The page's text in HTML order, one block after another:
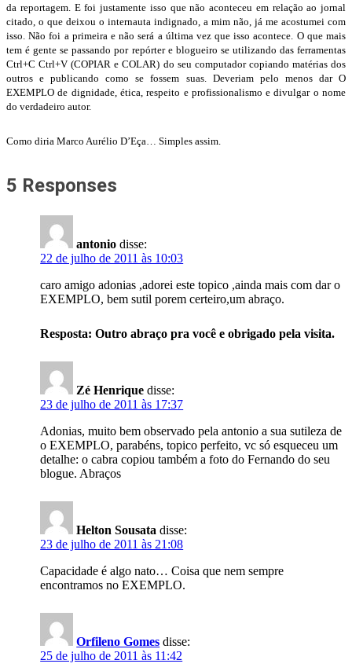
da reportagem. E foi justamente isso que não aconteceu em relação ao jornal
citado, o que deixou o internauta indignado, a mim não, já me acostumei com
isso. Não foi a primeira e não será a última vez que isso acontece. O que mais
tem é gente se passando por repórter e blogueiro se utilizando das ferramentas
Ctrl+C Ctrl+V (COPIAR e COLAR) do seu computador copiando matérias dos
outros e publicando como se fossem suas. Deveriam pelo menos dar O
EXEMPLO de dignidade, ética, respeito e profissionalismo e divulgar o nome
do verdadeiro autor.
Como diria Marco Aurélio D’Eça… Simples assim.
5 Responses
antonio disse:
22 de julho de 2011 às 10:03
caro amigo adonias ,adorei este topico ,ainda mais com dar o
EXEMPLO, bem sutil porem certeiro,um abraço.
Resposta: Outro abraço pra você e obrigado pela visita.
Zé Henrique disse:
23 de julho de 2011 às 17:37
Adonias, muito bem observado pela antonio a sua sutileza de
o EXEMPLO, parabéns, topico perfeito, vc só esqueceu um
detalhe: o cabra copiou também a foto do Fernando do seu
blogue. Abraços
Helton Sousata disse:
23 de julho de 2011 às 21:08
Capacidade é algo nato… Coisa que nem sempre
encontramos no EXEMPLO.
Orfileno Gomes disse:
25 de julho de 2011 às 11:42